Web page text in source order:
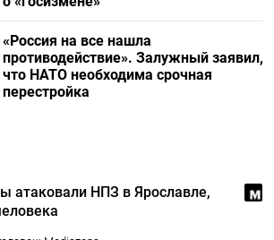
«Россия на все нашла
противодействие». Залужный заявил,
что НАТО необходима срочная
перестройка